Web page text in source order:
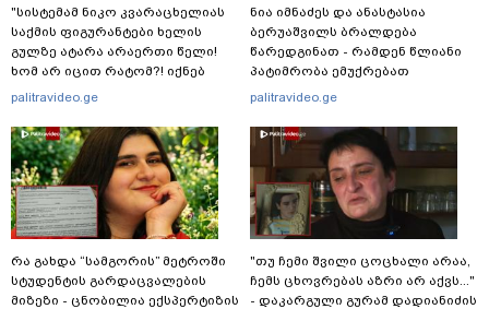
"სისტემამ ნიკო კვარაცხელიას
საქმის ფიგურანტები ხელის
გულზე ატარა არაერთი წელი!
ხომ არ იცით რატომ?! იქნებ
იმიტომ რომ თავად
კვარაცხელიას დედა
განცხადებას ავრცელებს
palitravideo.ge
რა გახდა “სამგორის” მეტროში
სტუდენტის გარდაცვალების
მიზეზი - ცნობილია ექსპერტიზის
ნია იმნაძეს და ანასტასია
ბერუაშვილს ბრალდება
წარედგინათ - რამდენ წლიანი
პატიმრობა ემუქრებათ
არასრულწლოვნებს?
palitravideo.ge
"თუ ჩემი შვილი ცოცხალი არაა,
ჩემს ცხოვრებას აზრი არ აქვს..."
- დაკარგული გურამ დადიანიძის